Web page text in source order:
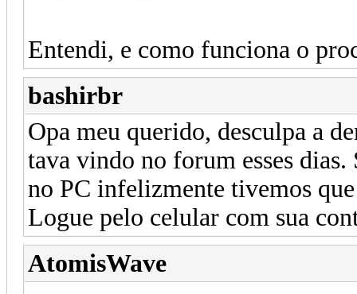
Entendi, e como funciona o
bashirbr
Opa meu querido, desculpa a
tava vindo no forum esses
no PC infelizmente tivemos
Logue pelo celular com sua
AtomisWave